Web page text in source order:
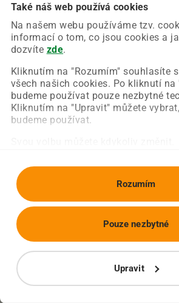
Také náš web používá cookies
Na našem webu používáme tzv.
informací o tom, co jsou cookies a
dozvíte zde.
Kliknutím na "Rozumím" souhlasíte
všech našich cookies. Po kliknutí na
budeme používat pouze nezbytné
Kliknutím na "Upravit" můžete
budeme používat.
Rozumím
Upravit
Pouze nezbytné
Chyba nastala na naší straně a
Zkuste prosím znovu načíst
Obnovit stránku